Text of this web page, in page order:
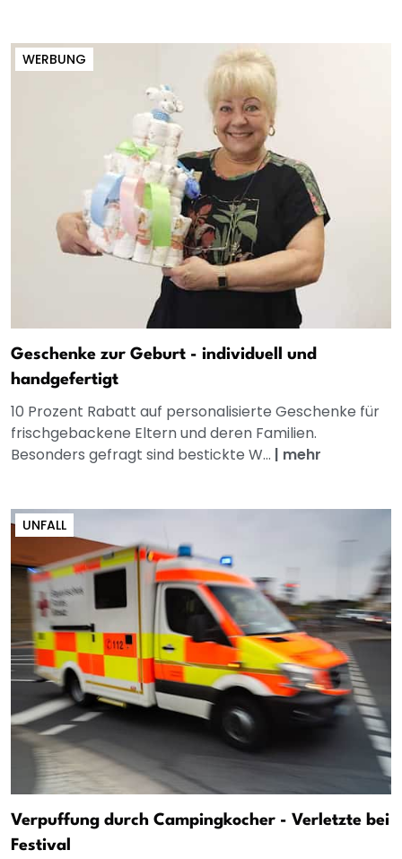
WERBUNG
Geschenke zur Geburt - individuell und
handgefertigt
10 Prozent Rabatt auf personalisierte Geschenke für
frischgebackene Eltern und deren Familien.
Besonders gefragt sind bestickte W... | mehr
UNFALL
Verpuffung durch Campingkocher - Verletzte bei
Festival